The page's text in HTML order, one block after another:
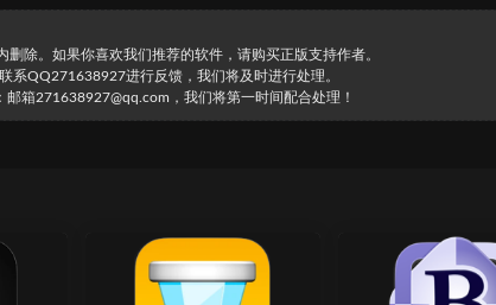
除。如果你喜欢我们推荐的软件，请购买正版支持作者。
系QQ271638927进行反馈，我们将及时进行处理。
箱271638927@qq.com，我们将第一时间配合处理！